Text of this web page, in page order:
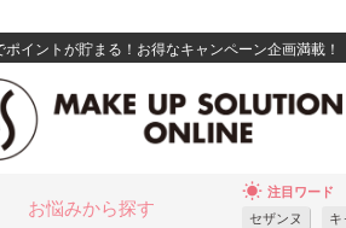
イントが貯まる！お得なキャンペーン企画満載！
お悩みから探す
wb_sunny 注目ワード
セザンヌ キ